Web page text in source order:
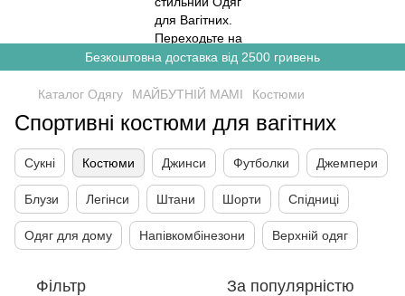
Безкоштовна доставка від 2500 гривень
Каталог Одягу МАЙБУТНІЙ МАМІ Костюми
Спортивні костюми для вагітних
Сукні Костюми Джинси Футболки Джемпери
Блузи Легінси Штани Шорти Спідниці
Одяг для дому Напівкомбінезони Верхній одяг
Фільтр За популярністю